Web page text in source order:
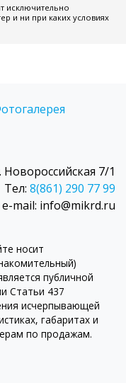
исключительно
и ни при каких условиях
Новороссийская 7/1
Тел: 8(861) 290 77 99
e-mail: info@mikrd.ru
носит
публичной
Статьи 437
исчерпывающей
габаритах и
по продажам.